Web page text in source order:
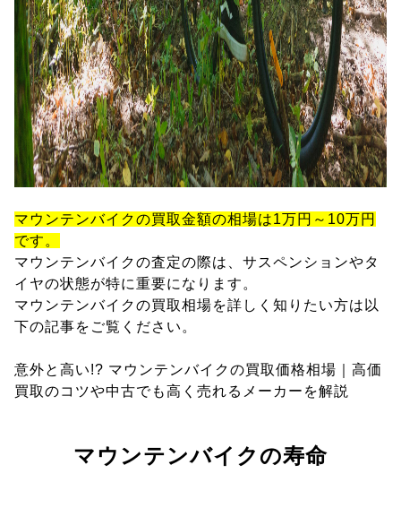
マウンテンバイクの買取金額の相場は1万円～10万円
です。
マウンテンバイクの査定の際は、サスペンションやタ
イヤの状態が特に重要になります。
マウンテンバイクの買取相場を詳しく知りたい方は以
下の記事をご覧ください。
意外と高い!? マウンテンバイクの買取価格相場｜高価
買取のコツや中古でも高く売れるメーカーを解説
マウンテンバイクの寿命